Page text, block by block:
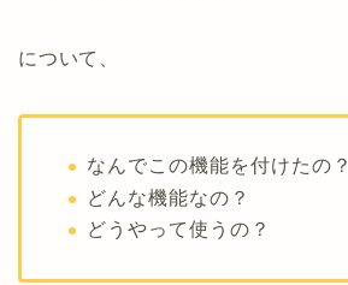
について、
なんでこの機能を付けたの？
どんな機能なの？
どうやって使うの？